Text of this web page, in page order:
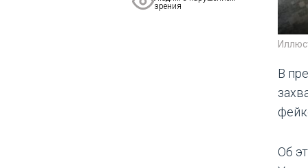
зрения
В
Об